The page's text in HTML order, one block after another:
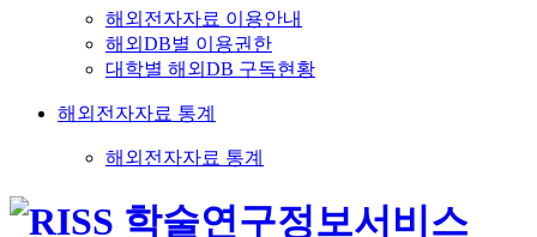
해외전자자료 이용안내
해외DB별 이용권한
대학별 해외DB 구독현황
해외전자자료 통계
해외전자자료 통계